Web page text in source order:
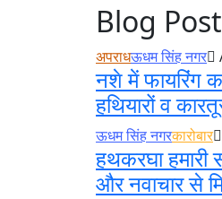
Blog
अपराधऊधम सिंह नगर
नशे में फायरिंग
हथियारों व
ऊधम सिंह नगरकारोबार
हथकरघा हमारी
और नवाचार से